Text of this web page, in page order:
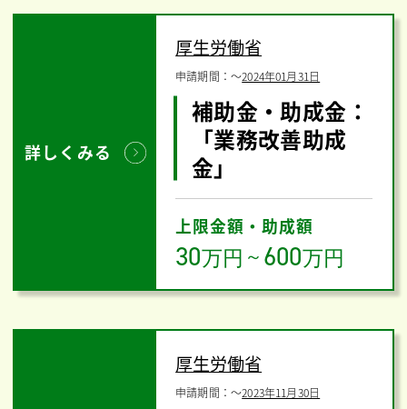
詳しくみる
厚生労働省
申請期間：〜2024年01月31日
補助金・助成金：
「業務改善助成
金」
上限金額・助成額
30万円 ～ 600万円
厚生労働省
申請期間：〜2023年11月30日